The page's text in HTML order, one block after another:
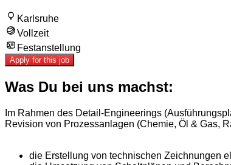
Karlsruhe
Vollzeit
Festanstellung
Apply for this job
Was Du bei uns machst:
Im Rahmen des Detail-Engineerings
Revision von Prozessanlagen (Chemie, Öl & Gas,
die Erstellung von technischen Zeichnungen